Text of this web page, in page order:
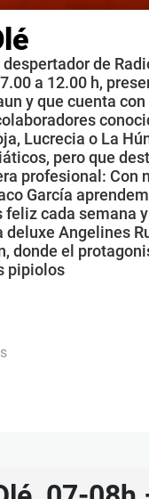
de
a 12.00 h,
y que cuenta
Lucrecia o La
pero que
profesional: Con
García
feliz cada semana
Angelines
donde el
pipiolos